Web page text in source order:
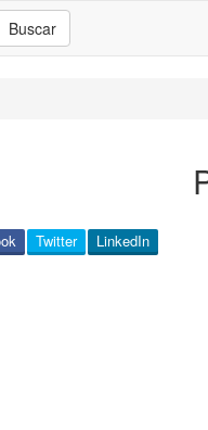
Buscar
LinkedIn
Twitter